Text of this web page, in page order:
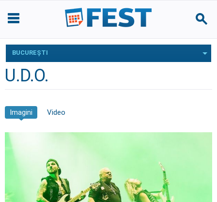
BUCUREŞTI
U.D.O.
Imagini Video